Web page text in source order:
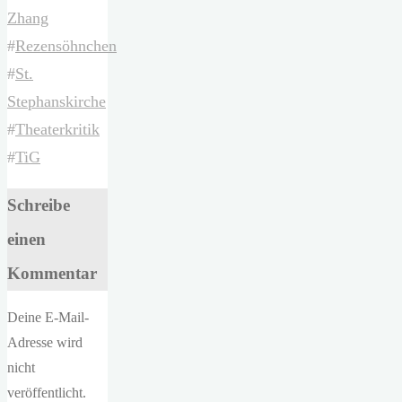
Zhang
#Rezensöhnchen
#St.
Stephanskirche
#Theaterkritik
#TiG
Schreibe
einen
Kommentar
Deine E-Mail-
Adresse wird
nicht
veröffentlicht.